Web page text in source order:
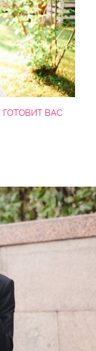
ГОТОВИТ ВАС